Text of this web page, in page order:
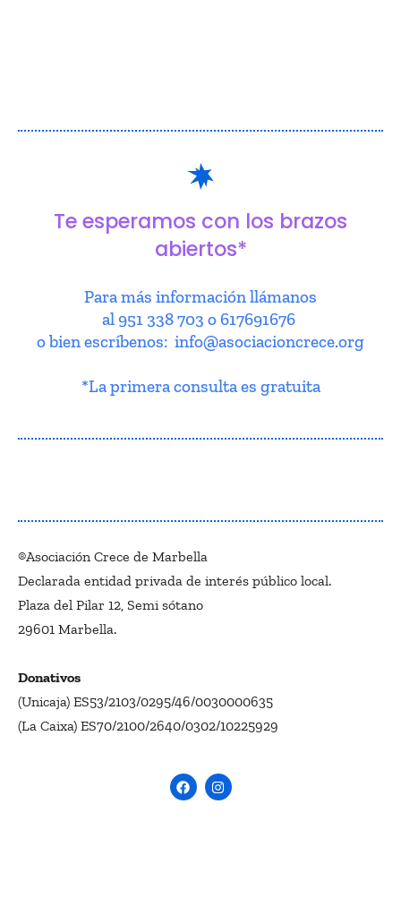
Te esperamos con los brazos
abiertos*
Para más información llámanos
al 951 338 703 o 617691676
o bien escríbenos: info@asociacioncrece.org
*La primera consulta es gratuita
®Asociación Crece de Marbella
Declarada entidad privada de interés público local.
Plaza del Pilar 12, Semi sótano
29601 Marbella.
Donativos
(Unicaja) ES53/2103/0295/46/0030000635
(La Caixa) ES70/2100/2640/0302/10225929